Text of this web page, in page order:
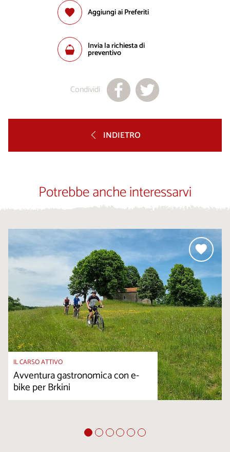
Aggiungi ai Preferiti
Invia la richiesta di
preventivo
Condividi
INDIETRO
Potrebbe anche interessarvi
IL CARSO ATTIVO
Avventura gastronomica con e-
bike per Brkini